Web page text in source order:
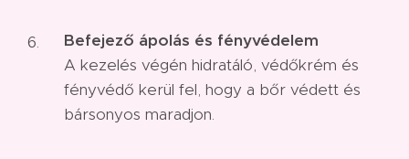
Befejező ápolás és fényvédelem
A kezelés végén hidratáló, védőkrém és
fényvédő kerül fel, hogy a bőr védett és
bársonyos maradjon.